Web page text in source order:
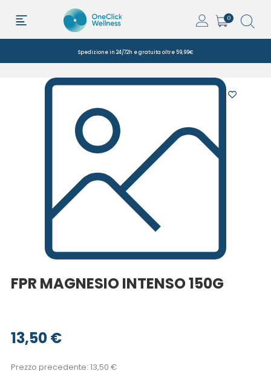
0
Spedizione in 24/72h e gratuita oltre 59,99€
FPR MAGNESIO INTENSO 150G
13,50€
Prezzo precedente: 13,50 €